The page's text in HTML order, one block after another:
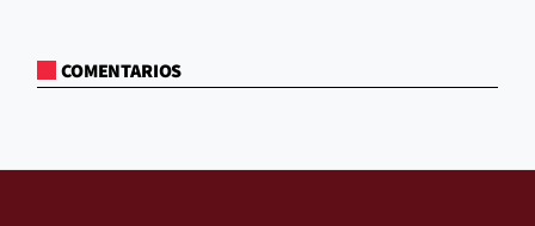
COMENTARIOS